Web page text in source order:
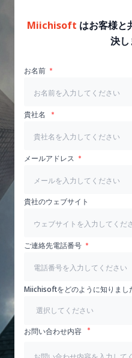
Miichisoft はお客様と
決し
お名前
貴社名
メールアドレス
貴社のウェブサイト
ご連絡先電話番号
Miichisoftをどのように知りまし
お問い合わせ内容